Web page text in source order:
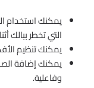
يمكنك استخدام
التي تخطر ببالك
يمكنك تنظيم
يمكنك إضافة
وفاعلية.